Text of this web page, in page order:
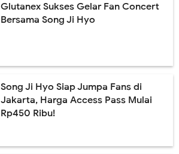
Glutanex Sukses Gelar Fan Concert
Bersama Song Ji Hyo
Song Ji Hyo Siap Jumpa Fans di
Jakarta, Harga Access Pass Mulai
Rp450 Ribu!